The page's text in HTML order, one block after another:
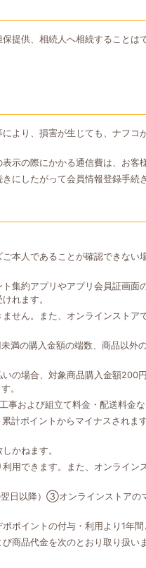
提供、相続人へ相続することは
より、損害が生じても、ナフコ
示の際にかかる通信費は、お客
にしたがって会員情報登録手続
本人であることが確認できない
集約アプリやアプリ会員証画面
れます。
せん。また、オンラインストア
の購入金額の端数、商品以外
の場合、対象商品購入金額200
。
および組立て料金・配送料金
計ポイントからマイナスされま
かねます。
用できます。また、オンライン
日以降）③オンラインストアの
ポイントの付与・利用より1年間
商品代金を次のとおり取り扱いま